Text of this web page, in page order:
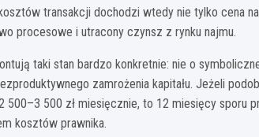
transakcji dochodzi wtedy nie tylko cena
procesowe i utracony czynsz z rynku najmu.
taki stan bardzo konkretnie: nie o
zamrożenia kapitału. Jeżeli
500–3 500 zł miesięcznie, to 12 miesięcy sporu
kosztów prawnika.